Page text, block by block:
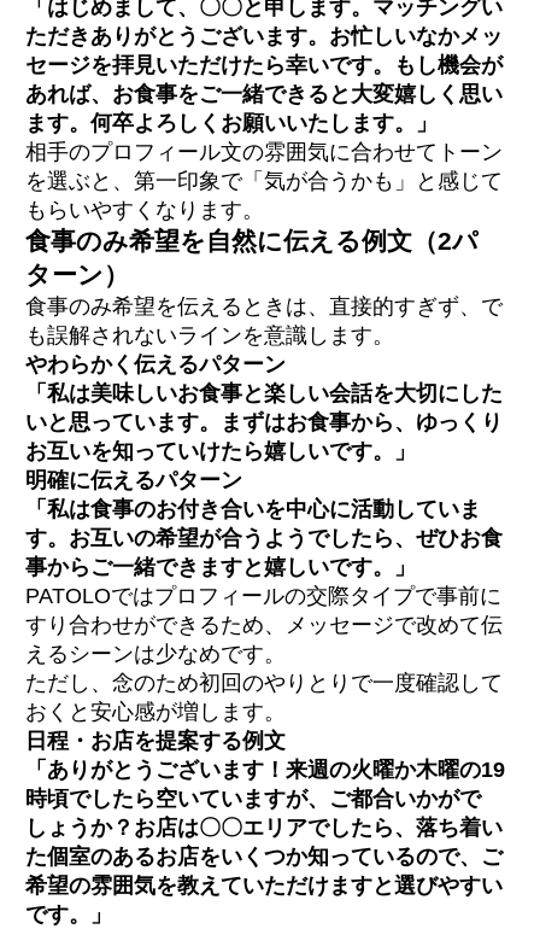
「はじめまして、〇〇と申します。マッチングい
ただきありがとうございます。お忙しいなかメッ
セージを拝見いただけたら幸いです。もし機会が
あれば、お食事をご一緒できると大変嬉しく思い
ます。何卒よろしくお願いいたします。」
相手のプロフィール文の雰囲気に合わせてトーン
を選ぶと、第一印象で「気が合うかも」と感じて
もらいやすくなります。
食事のみ希望を自然に伝える例文（2パ
ターン）
食事のみ希望を伝えるときは、直接的すぎず、で
も誤解されないラインを意識します。
やわらかく伝えるパターン
「私は美味しいお食事と楽しい会話を大切にした
いと思っています。まずはお食事から、ゆっくり
お互いを知っていけたら嬉しいです。」
明確に伝えるパターン
「私は食事のお付き合いを中心に活動していま
す。お互いの希望が合うようでしたら、ぜひお食
事からご一緒できますと嬉しいです。」
PATOLOではプロフィールの交際タイプで事前に
すり合わせができるため、メッセージで改めて伝
えるシーンは少なめです。
ただし、念のため初回のやりとりで一度確認して
おくと安心感が増します。
日程・お店を提案する例文
「ありがとうございます！来週の火曜か木曜の19
時頃でしたら空いていますが、ご都合いかがで
しょうか？お店は〇〇エリアでしたら、落ち着い
た個室のあるお店をいくつか知っているので、ご
希望の雰囲気を教えていただけますと選びやすい
です。」